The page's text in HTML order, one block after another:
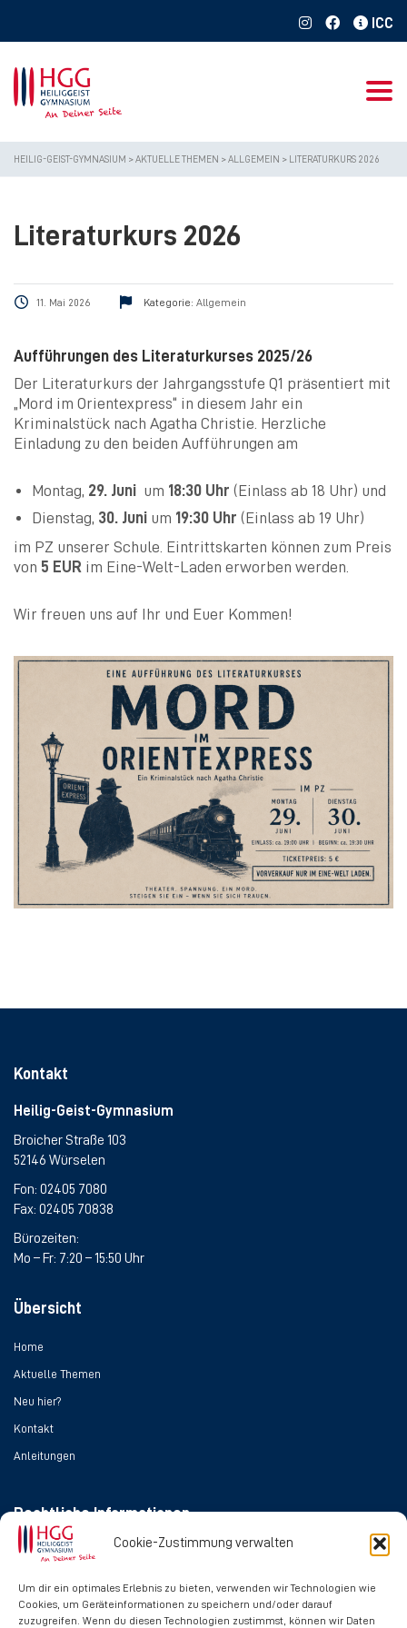
Cookie-Zustimmung verwalten
Um dir ein optimales Erlebnis zu bieten, verwenden wir Technologien wie
Cookies, um Geräteinformationen zu speichern und/oder darauf
zuzugreifen. Wenn du diesen Technologien zustimmst, können wir Daten
HEILIG-GEIST-GYMNASIUM >AKTUELLE THEMEN >ALLGEMEIN > LITERATURKURS 2026
Literaturkurs 2026
11. Mai 2026 Kategorie: Allgemein
Aufführungen des Literaturkurses 2025/26
Der Literaturkurs der Jahrgangsstufe Q1 präsentiert mit
„Mord im Orientexpress“ in diesem Jahr ein
Kriminalstück nach Agatha Christie. Herzliche
Einladung zu den beiden Aufführungen am
Montag, 29. Juni um 18:30 Uhr (Einlass ab 18 Uhr) und
Dienstag, 30. Juni um 19:30 Uhr (Einlass ab 19 Uhr)
im PZ unserer Schule. Eintrittskarten können zum Preis
von 5 EUR im Eine-Welt-Laden erworben werden.
Wir freuen uns auf Ihr und Euer Kommen!
Kontakt
Heilig-Geist-Gymnasium
Broicher Straße 103
52146 Würselen
Fon: 02405 7080
Fax: 02405 70838
Bürozeiten:
Mo – Fr: 7:20 – 15:50 Uhr
Übersicht
Home
Aktuelle Themen
Neu hier?
Kontakt
Anleitungen
Rechtliche Informationen
Impressum
Cookie-Richtlinie